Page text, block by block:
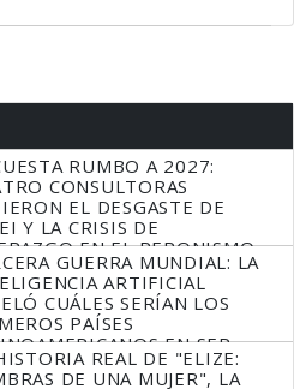
RUMBO A 2027:
CONSULTORAS
EL DESGASTE DE
Y LA CRISIS DE
EN EL PERONISMO
GUERRA MUNDIAL: LA
ARTIFICIAL
CUÁLES SERÍAN LOS
PAÍSES
EN SER
REAL DE "ELIZE:
DE UNA MUJER", LA